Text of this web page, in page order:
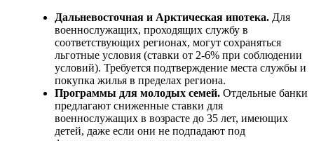
Дальневосточная и Арктическая ипотека. Для
военнослужащих, проходящих службу в
соответствующих регионах, могут сохраняться
льготные условия (ставки от 2-6% при соблюдении
условий). Требуется подтверждение места службы и
покупка жилья в пределах региона.
Программы для молодых семей. Отдельные банки
предлагают сниженные ставки для
военнослужащих в возрасте до 35 лет, имеющих
детей, даже если они не подпадают под